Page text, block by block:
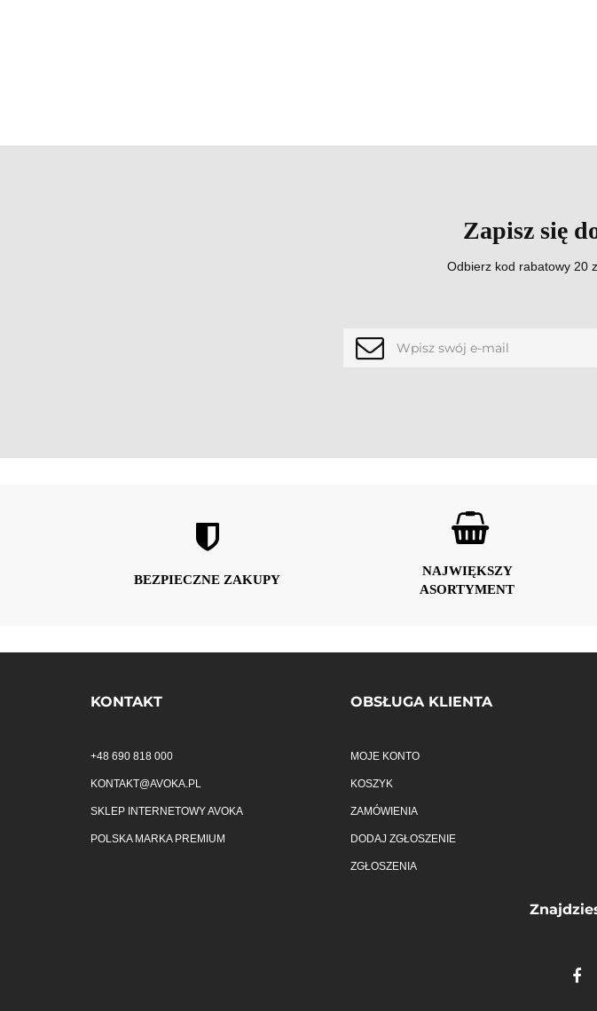
Zapisz się
Odbierz kod rabatowy 20
BEZPIECZNE ZAKUPY
NAJWIĘKSZY
ASORTYMENT
KONTAKT
+48 690 818 000
KONTAKT@AVOKA.PL
SKLEP INTERNETOWY AVOKA
POLSKA MARKA PREMIUM
OBSŁUGA KLIENTA
MOJE KONTO
KOSZYK
ZAMÓWIENIA
DODAJ ZGŁOSZENIE
ZGŁOSZENIA